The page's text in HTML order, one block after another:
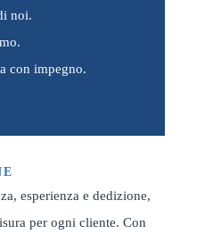
noi.
con impegno.
esperienza e dedizione,
per ogni cliente. Con